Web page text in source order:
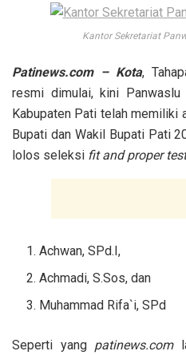
Kantor Sekretariat
Patinews.com – Kota,
resmi dimulai, kini
Kabupaten Pati telah memiliki
Bupati dan Wakil Bupati Pati
lolos seleksi fit and proper test
Achwan, SPd.I,
Achmadi, S.Sos, dan
Muhammad Rifa`i, SPd
Seperti yang patinews.com